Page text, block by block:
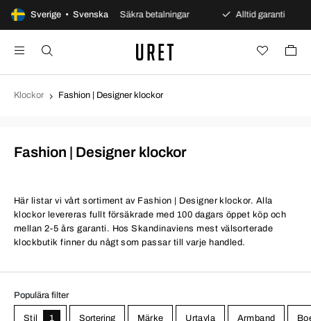
Sverige • Svenska
öppet köp Säkra betalningar Alltid garanti
Klockor Fashion | Designer klockor
Fashion | Designer klockor
Här listar vi vårt sortiment av Fashion | Designer klockor. Alla
klockor levereras fullt försäkrade med 100 dagars öppet köp och
mellan 2-5 års garanti. Hos Skandinaviens mest välsorterade
klockbutik finner du någt som passar till varje handled.
Populära filter
Sortering
Stil 1 Märke Urtavla Armband